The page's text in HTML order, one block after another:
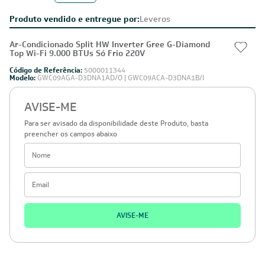
Produto vendido e entregue por:Leveros
Ar-Condicionado Split HW Inverter Gree G-Diamond
Top Wi-Fi 9.000 BTUs Só Frio 220V
Código de Referência: 5000011344
Modelo: GWC09AGA-D3DNA1AD/O | GWC09ACA-D3DNA1B/I
AVISE-ME
Para ser avisado da disponibilidade deste Produto, basta
preencher os campos abaixo
AVISE-ME